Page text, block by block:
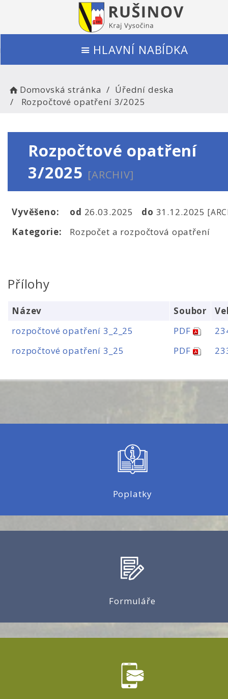
HLAVNÍ NABÍDKA
Domovská stránka
Úřední deska
Rozpočtové opatření 3/2025
Rozpočtové opatření
3/2025 [ARCHIV]
Vyvěšeno: od 26.03.2025 do 31.12.2025
Kategorie: Rozpočet a rozpočtová opatření
Přílohy
Název Soubor
rozpočtové opatření 3_2_25
PDF
rozpočtové opatření 3_25
PDF
Poplatky
Formuláře